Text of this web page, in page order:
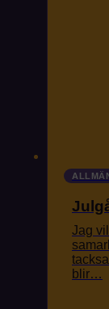
Jag
blir…